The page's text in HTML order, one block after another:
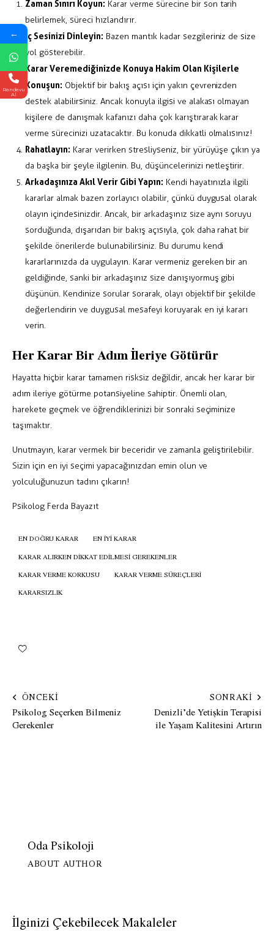
Zaman Sınırı Koyun: Karar verme sürecine bir son tarih
belirlemek, süreci hızlandırır.
İç Sesinizi Dinleyin: Bazen mantık kadar sezgileriniz de size
yol gösterebilir.
Karar Veremediğinizde Konuya Hakim Olan Kişilerle
Konuşun: Objektif bir bakış açısı için yakın çevrenizden
destek alabilirsiniz. Ancak konuyla ilgisi ve alakası olmayan
kişilere de danışmak kafanızı daha çok karıştırarak karar
verme sürecinizi uzatacaktır. Bu konuda dikkatli olmalısınız!
Rahatlayın: Karar verirken stresliyseniz, bir yürüyüşe çıkın ya
da başka bir şeyle ilgilenin. Bu, düşüncelerinizi netleştirir.
Arkadaşınıza Akıl Verir Gibi Yapın: Kendi hayatınızla ilgili
kararlar almak bazen zorlayıcı olabilir, çünkü duygusal olarak
olayın içindesinizdir. Ancak, bir arkadaşınız size aynı soruyu
sorduğunda, dışarıdan bir bakış açısıyla, çok daha rahat bir
şekilde önerilerde bulunabilirsiniz. Bu durumu kendi
kararlarınızda da uygulayın. Karar vermeniz gereken bir an
geldiğinde, sanki bir arkadaşınız size danışıyormuş gibi
düşünün. Kendinize sorular sorarak, olayı objektif bir şekilde
değerlendirin ve duygusal mesafeyi koruyarak en iyi kararı
verin.
Her Karar Bir Adım İleriye Götürür
Hayatta hiçbir karar tamamen risksiz değildir, ancak her karar bir
adım ileriye götürme potansiyeline sahiptir. Önemli olan,
harekete geçmek ve öğrendiklerinizi bir sonraki seçiminize
taşımaktır.
Unutmayın, karar vermek bir beceridir ve zamanla geliştirilebilir.
Sizin için en iyi seçimi yapacağınızdan emin olun ve
yolculuğunuzun tadını çıkarın!
Psikolog Ferda Bayazıt
EN DOĞRU KARAR
EN IYI KARAR
KARAR ALIRKEN DIKKAT EDILMESI GEREKENLER
KARAR VERME KORKUSU
KARAR VERME SÜREÇLERI
KARARSIZLIK
ÖNCEKI
Psikolog Seçerken Bilmeniz
Gerekenler
SONRAKI
Denizli’de Yetişkin Terapisi
ile Yaşam Kalitesini Artırın
Oda Psikoloji
ABOUT AUTHOR
İlginizi Çekebilecek Makaleler
←
Randevu
Al